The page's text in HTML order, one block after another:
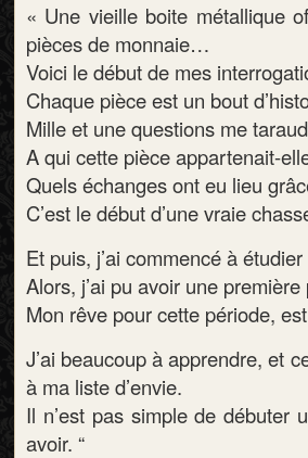
« Une vieille boite métallique
pièces de monnaie…
Voici le début de mes
Chaque pièce est un bout
Mille et une questions me
A qui cette pièce appartenait-
Quels échanges ont eu lieu
C’est le début d’une vraie
Et puis, j’ai commencé à
Alors, j’ai pu avoir une
Mon rêve pour cette période,
J’ai beaucoup à apprendre, et
à ma liste d’envie.
Il n’est pas simple de débuter
avoir. “